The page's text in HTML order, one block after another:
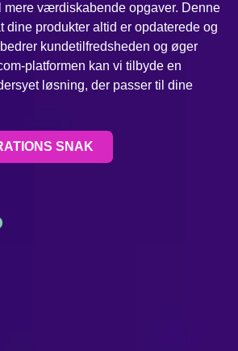
mere værdiskabende opgaver. Denne
dine produkter altid er opdaterede og
kundetilfredsheden og øger
platformen kan vi tilbyde en
løsning, der passer til dine
SNAK